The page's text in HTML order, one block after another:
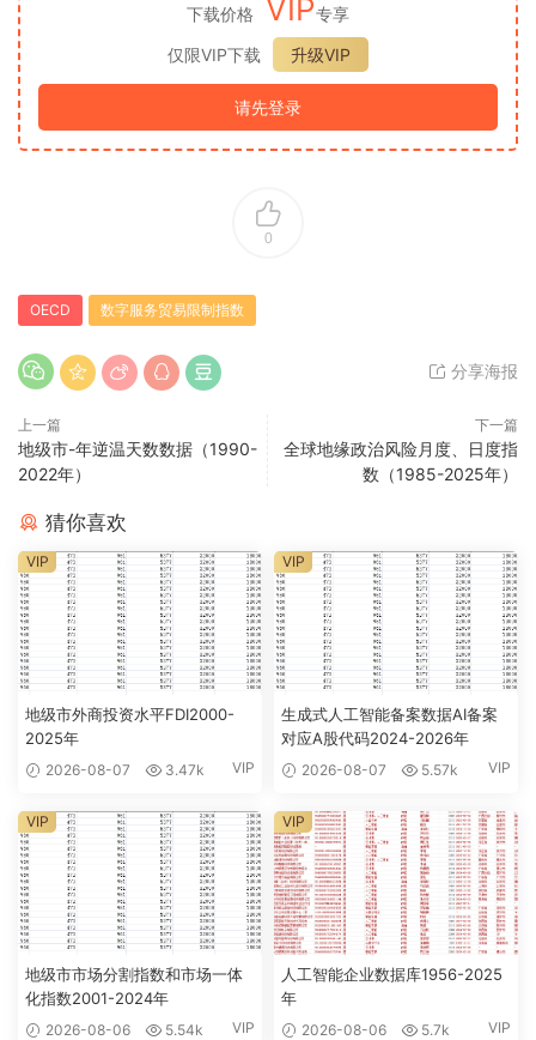
下载价格 VIP专享
仅限VIP下载
升级VIP
请先登录
0
OECD 数字服务贸易限制指数
分享海报
上一篇
地级市-年逆温天数数据（1990-
2022年）
下一篇
全球地缘政治风险月度、日度指
数（1985-2025年）
猜你喜欢
地级市外商投资水平FDI2000-
2025年
2026-08-07 3.47k VIP
VIP
生成式人工智能备案数据AI备案
对应A股代码2024-2026年
2026-08-07 5.57k VIP
VIP
地级市市场分割指数和市场一体
化指数2001-2024年
2026-08-06 5.54k VIP
VIP
人工智能企业数据库1956-2025
年
2026-08-06 5.7k VIP
VIP